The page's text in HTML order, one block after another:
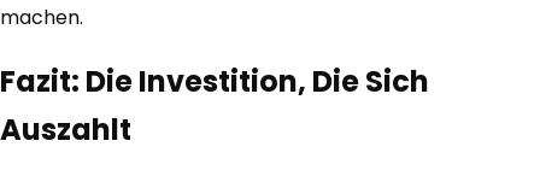
machen.
Fazit: Die Investition, Die Sich
Auszahlt